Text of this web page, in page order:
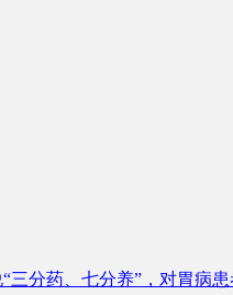
分药、七分养”，对胃病